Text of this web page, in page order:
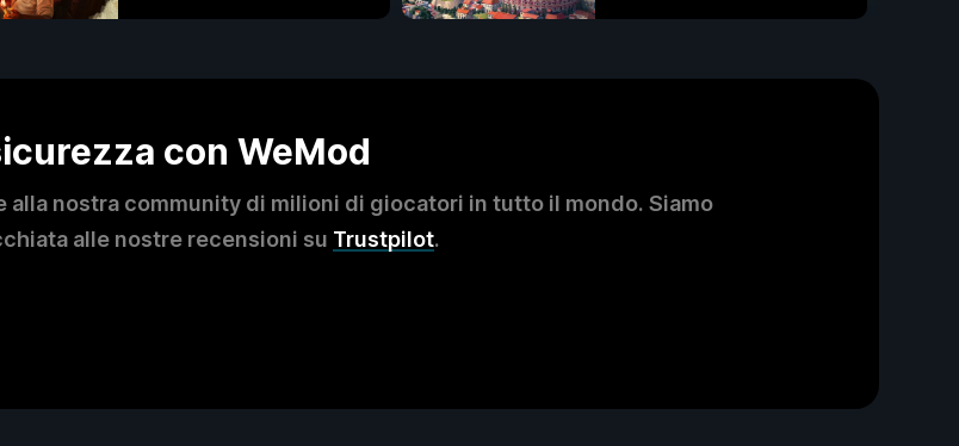
con WeMod
nostra community di milioni di giocatori in tutto il mondo. Siamo
alle nostre recensioni su Trustpilot.